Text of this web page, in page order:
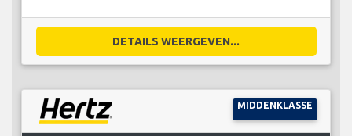
DETAILS WEERGEVEN...
MIDDENKLASSE